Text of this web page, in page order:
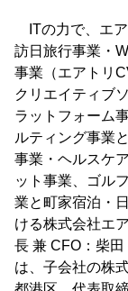
ITの力で、エア
訪日旅行事業・
事業（エアトリ
クリエイティブ
ラットフォーム
ルティング事業
事業・ヘルスケ
ット事業、ゴル
業と町家宿泊・
ける株式会社エ
長 兼 CFO：柴田
は、子会社の株